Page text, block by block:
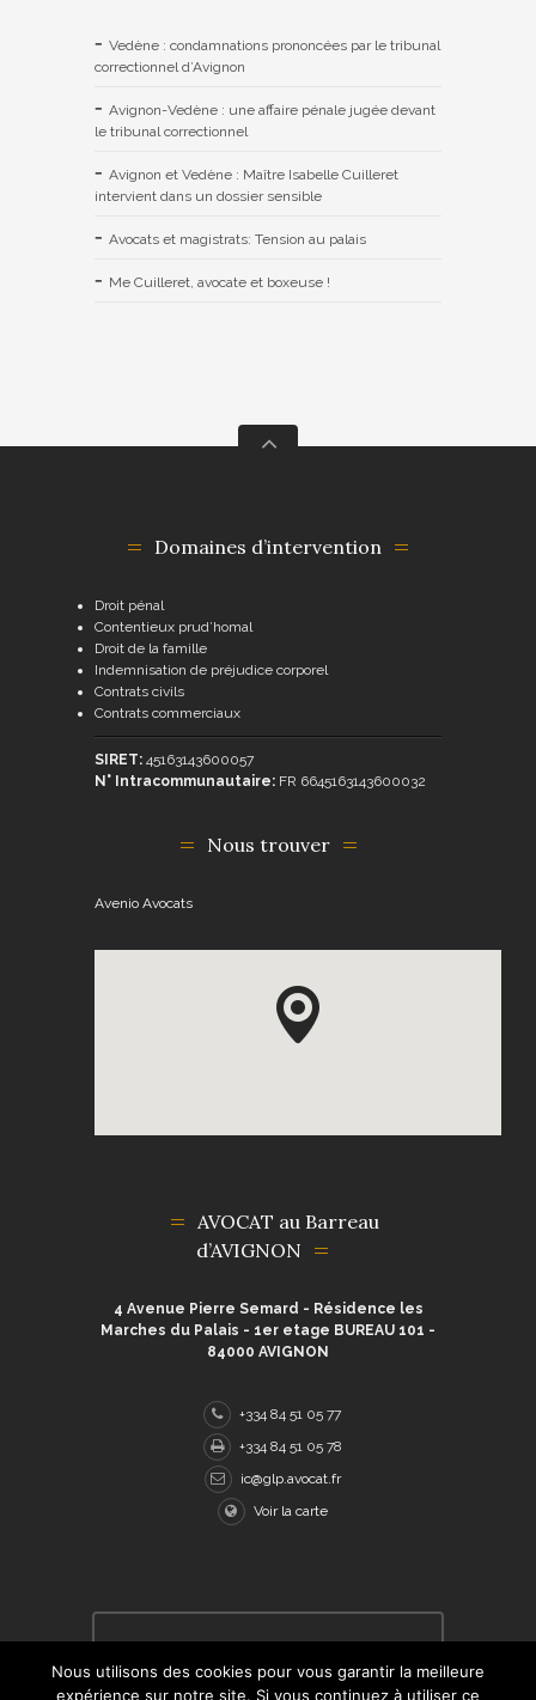
Vedène : condamnations prononcées par le tribunal
correctionnel d’Avignon
Avignon-Vedène : une affaire pénale jugée devant
le tribunal correctionnel
Avignon et Vedène : Maître Isabelle Cuilleret
intervient dans un dossier sensible
Avocats et magistrats: Tension au palais
Me Cuilleret, avocate et boxeuse !
Domaines d’intervention
Droit pénal
Contentieux prud’homal
Droit de la famille
Indemnisation de préjudice corporel
Contrats civils
Contrats commerciaux
SIRET: 45163143600057
N° Intracommunautaire: FR 6645163143600032
Nous trouver
Avenio Avocats
AVOCAT au Barreau
d’AVIGNON
4 Avenue Pierre Semard - Résidence les
Marches du Palais - 1er etage BUREAU 101 -
84000 AVIGNON
+334 84 51 05 77
+334 84 51 05 78
ic@glp.avocat.fr
Voir la carte
Avocate pénaliste et droits de la famille à
Avignon. Adaptation Wordpress par l'agence
Nous utilisons des cookies pour vous garantir la meilleure
expérience sur notre site. Si vous continuez à utiliser ce